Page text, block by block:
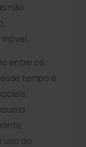
não
entre os
tempo é
uso do